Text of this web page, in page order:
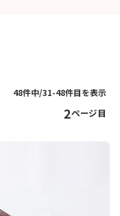
48件中/31-48件目を表示
2